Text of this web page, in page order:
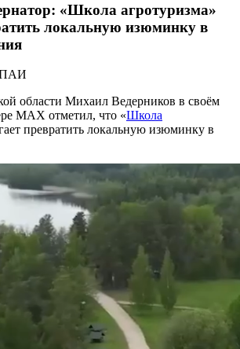
​«Школа агротуризма»
локальную изюминку в
ПАИ
области Михаил Ведерников в своём
MAX отметил, что «Школа
превратить локальную изюминку в